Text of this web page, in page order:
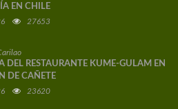
EN CHILE
27653
DEL RESTAURANTE KUME-GULAM EN
DE CAÑETE
23620